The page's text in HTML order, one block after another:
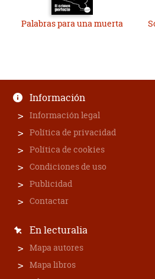
Palabras para una muerta
Información
Información legal
Política de privacidad
Política de cookies
Condiciones de uso
Publicidad
Contactar
En lecturalia
Mapa autores
Mapa libros